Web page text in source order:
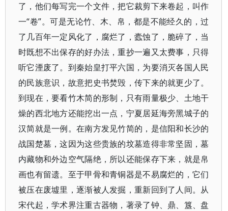
了，他们每写完一个文件，把它裁剪下来卷起，叫作
一“卷”。可是无论竹、木、帛，都是不能经久的，过
了几百年一定风化了，腐烂了，蠹蚀了，脆碎了，当
时既想不出保存的好办法，重抄一遍又太费事，只得
听它湮废了。到秦始皇打平六国，为要消灭各国人民
的民族意识，故意把史书焚毁，传下来的就更少了。
到现在，要看竹木简的形制，只有雨量极少、土地干
燥的西北地方还能挖出一点，宁夏居延海旁黑城子的
汉简就是一例。在南方发见竹简的，是信阳和长沙的
战国楚墓，这因为这些贵族的坟墓造得非常坚固，墓
内藏物和外边空气隔绝，所以还能保存下来，就是帛
画也有留遗。至于甲骨和青铜器是不易腐烂的，它们
被压在废墟里，逐渐被人发掘，重新回到了人间。从
宋代起，学术界注重古器物，著录了钟、鼎、簋、盘